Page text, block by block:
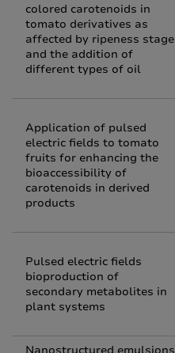
colored carotenoids in
tomato derivatives as
affected by ripeness stage
and the addition of
different types of oil
Application of pulsed
electric fields to tomato
fruits for enhancing the
bioaccessibility of
carotenoids in derived
products
Pulsed electric fields
bioproduction of
secondary metabolites in
plant systems